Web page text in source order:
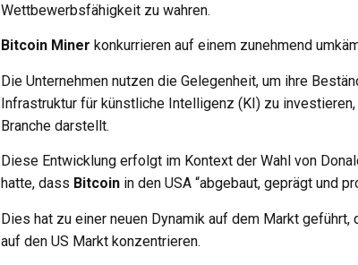
Wettbewerbsfähigkeit zu wahren.
Bitcoin Miner konkurrieren auf einem zunehmend
Die Unternehmen nutzen die Gelegenheit, um ihre
Infrastruktur für künstliche Intelligenz (KI) zu
Branche darstellt.
Diese Entwicklung erfolgt im Kontext der Wahl von
hatte, dass Bitcoin in den USA “abgebaut, geprägt und
Dies hat zu einer neuen Dynamik auf dem Markt
auf den US Markt konzentrieren.